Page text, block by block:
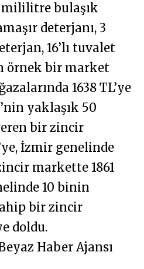
mililitre bulaşık
deterjanı, 3
16’lı tuvalet
örnek bir market
1638 TL’ye
yaklaşık 50
bir zincir
İzmir genelinde
markette 1861
10 binin
bir zincir
doldu.
Haber Ajansı